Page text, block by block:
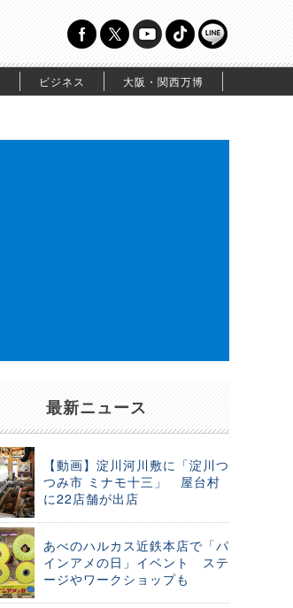
ビジネス 大阪・関西万博
最新ニュース
【動画】淀川河川敷に「淀川つ
つみ市 ミナモ十三」 屋台村
に22店舗が出店
あべのハルカス近鉄本店で「パ
インアメの日」イベント ステ
ージやワークショップも